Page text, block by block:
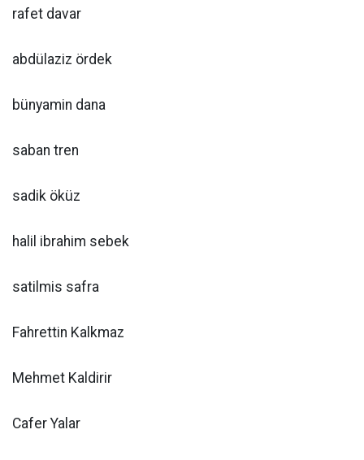
rafet davar
abdülaziz ördek
bünyamin dana
saban tren
sadik öküz
halil ibrahim sebek
satilmis safra
Fahrettin Kalkmaz
Mehmet Kaldirir
Cafer Yalar